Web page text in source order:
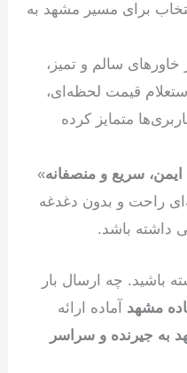
برای مسیر مشهد به
خاورهای سالم و تمیز،
قیمت لحظه‌ای،
متمایز کرده
سریع و منصفانه»
راحت و بدون دغدغه
داشته باشد.
باشید. چه ارسال بار
مشهد آماده ارائه
به جیرنده و سراسر